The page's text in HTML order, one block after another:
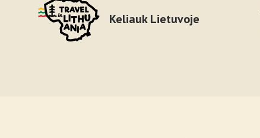
Keliauk Lietuvoje